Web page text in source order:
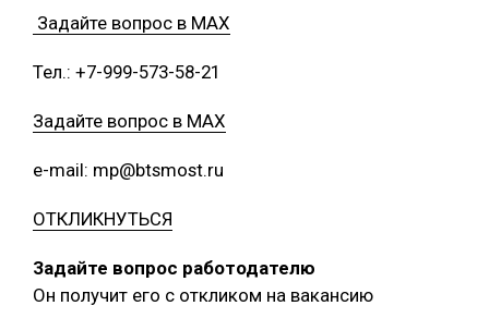
Задайте вопрос в MAX
Тел.: +7-999-573-58-21
Задайте вопрос в MAX
e-mail: mp@btsmost.ru
ОТКЛИКНУТЬСЯ
Задайте вопрос работодателю
Он получит его с откликом на вакансию